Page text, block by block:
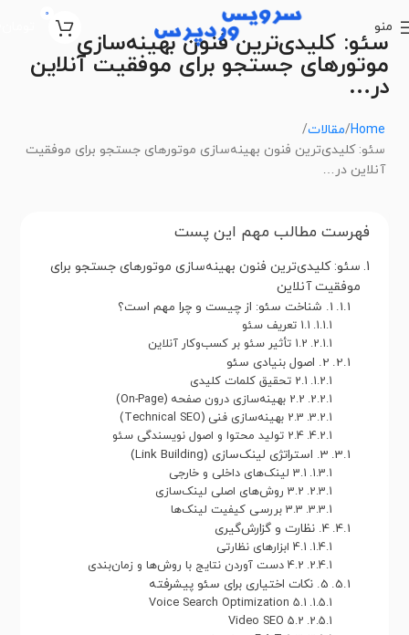
منو
0
سئو: کلیدی‌ترین فنون بهینه‌سازی
موتورهای جستجو برای موفقیت آنلاین
در…
Home مقالات
سئو: کلیدی‌ترین فنون بهینه‌سازی موتورهای جستجو برای موفقیت
آنلاین در…
فهرست مطالب مهم این پست
سئو: کلیدی‌ترین فنون بهینه‌سازی موتورهای جستجو برای
موفقیت آنلاین
1. شناخت سئو: از چیست و چرا مهم است؟
1.1 تعریف سئو
1.2 تأثیر سئو بر کسب‌وکار آنلاین
2. اصول بنیادی سئو
2.1 تحقیق کلمات کلیدی
2.2 بهینه‌سازی درون صفحه (On-Page)
2.3 بهینه‌سازی فنی (Technical SEO)
2.4 تولید محتوا و اصول نویسندگی سئو
3. استراتژی لینک‌سازی (Link Building)
3.1 لینک‌های داخلی و خارجی
3.2 روش‌های اصلی لینک‌سازی
3.3 بررسی کیفیت لینک‌ها
4. نظارت و گزارش‌گیری
4.1 ابزارهای نظارتی
4.2 دست آوردن نتایج با روش‌ها و زمان‌بندی
5. نکات اختیاری برای سئو پیشرفته
5.1 Voice Search Optimization
5.2 Video SEO